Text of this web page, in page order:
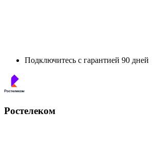
Подключитесь с гарантией 90 дней
Ростелеком